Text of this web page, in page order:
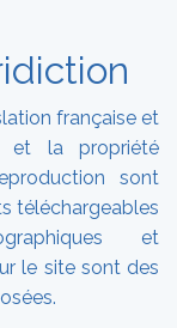
française et
et la propriété
sont
téléchargeables
et
le site sont des